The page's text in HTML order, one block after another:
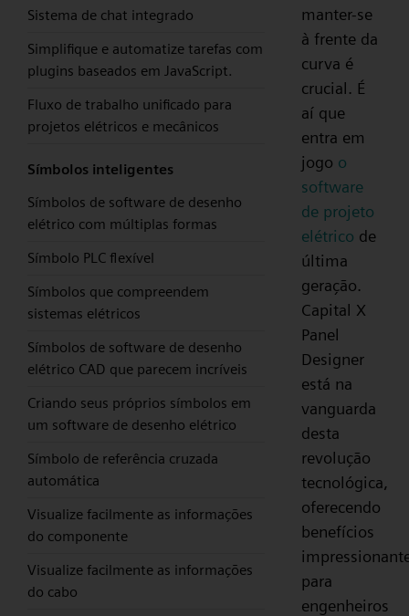
Sistema de chat integrado
Simplifique e automatize tarefas com
plugins baseados em JavaScript.
Fluxo de trabalho unificado para
projetos elétricos e mecânicos
Símbolos inteligentes
Símbolos de software de desenho
elétrico com múltiplas formas
Símbolo PLC flexível
Símbolos que compreendem
sistemas elétricos
Símbolos de software de desenho
elétrico CAD que parecem incríveis
Criando seus próprios símbolos em
um software de desenho elétrico
Símbolo de referência cruzada
automática
Visualize facilmente as informações
do componente
Visualize facilmente as informações
do cabo
manter-se
à frente da
curva é
crucial. É
aí que
entra em
jogo o
software
de projeto
elétrico de
última
geração.
Capital X
Panel
Designer
está na
vanguarda
desta
revolução
tecnológica,
oferecendo
benefícios
para
engenheiros